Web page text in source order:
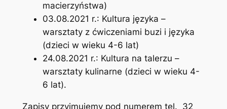
macierzyństwa)
03.08.2021 r.: Kultura języka –
warsztaty z ćwiczeniami buzi i języka
(dzieci w wieku 4-6 lat)
24.08.2021 r.: Kultura na talerzu –
warsztaty kulinarne (dzieci w wieku 4-
6 lat).
Zapisy przyjmujemy pod numerem tel. 32